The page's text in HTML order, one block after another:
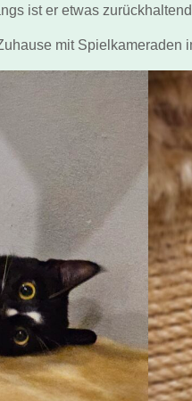
ist er etwas
mit Spielkameraden